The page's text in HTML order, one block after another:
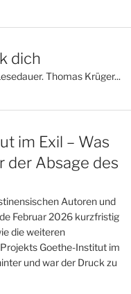
dich
Thomas Krüger...
im Exil – Was
der Absage des
Autoren und
Februar 2026 kurzfristig
die weiteren
Goethe-Institut im
und war der Druck zu